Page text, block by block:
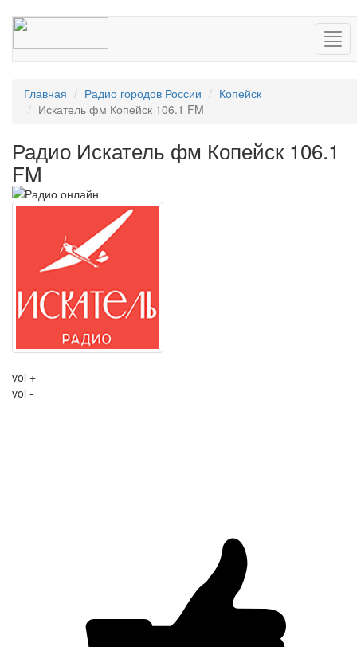
Главная Радио городов России
Копейск
Искатель фм Копейск 106.1 FM
Радио Искатель фм Копейск 106.1
FM
vol +
vol -